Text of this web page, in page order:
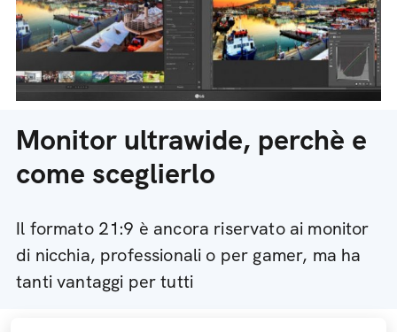
Monitor ultrawide, perchè e
come sceglierlo
Il formato 21:9 è ancora riservato ai monitor
di nicchia, professionali o per gamer, ma ha
tanti vantaggi per tutti